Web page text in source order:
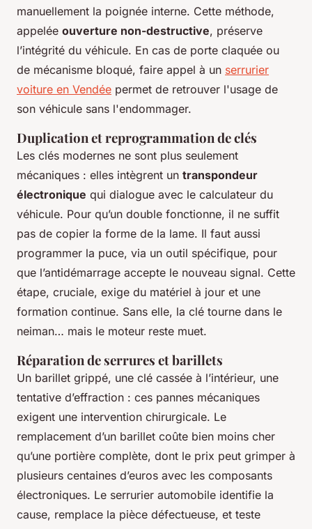
manuellement la poignée interne. Cette méthode,
appelée ouverture non-destructive, préserve
l’intégrité du véhicule. En cas de porte claquée ou
de mécanisme bloqué, faire appel à un serrurier
voiture en Vendée permet de retrouver l'usage de
son véhicule sans l'endommager.
Duplication et reprogrammation de clés
Les clés modernes ne sont plus seulement
mécaniques : elles intègrent un transpondeur
électronique qui dialogue avec le calculateur du
véhicule. Pour qu’un double fonctionne, il ne suffit
pas de copier la forme de la lame. Il faut aussi
programmer la puce, via un outil spécifique, pour
que l’antidémarrage accepte le nouveau signal. Cette
étape, cruciale, exige du matériel à jour et une
formation continue. Sans elle, la clé tourne dans le
neiman… mais le moteur reste muet.
Réparation de serrures et barillets
Un barillet grippé, une clé cassée à l’intérieur, une
tentative d’effraction : ces pannes mécaniques
exigent une intervention chirurgicale. Le
remplacement d’un barillet coûte bien moins cher
qu’une portière complète, dont le prix peut grimper à
plusieurs centaines d’euros avec les composants
électroniques. Le serrurier automobile identifie la
cause, remplace la pièce défectueuse, et teste